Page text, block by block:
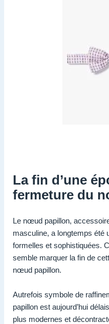
La fin d’une
fermeture du
Le nœud papillon,
masculine, a longtemps été
formelles et sophistiquées.
semble marquer la fin de
nœud papillon.
Autrefois symbole de
papillon est aujourd’hui
plus modernes et